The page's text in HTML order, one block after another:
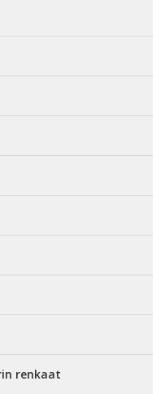
renkaat